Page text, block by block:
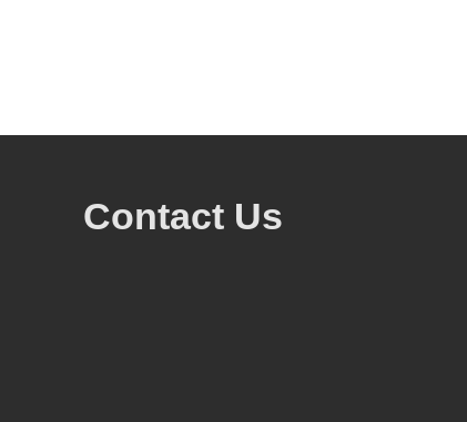
Contact Us